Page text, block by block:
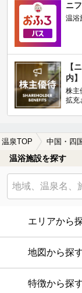
ニ
温浴
【
内】
株主
拡充
温泉TOP 中国・四
温浴施設を探す
エリアから
地図から探
特徴から探